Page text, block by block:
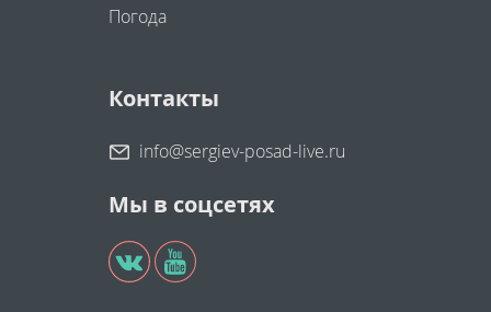
Погода
Контакты
info@sergiev-posad-live.ru
Мы в соцсетях